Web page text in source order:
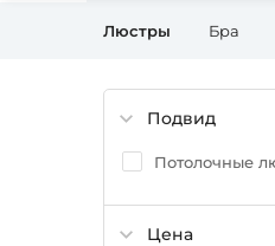
Люстры Бра
Подвид
Потолочные
Цена